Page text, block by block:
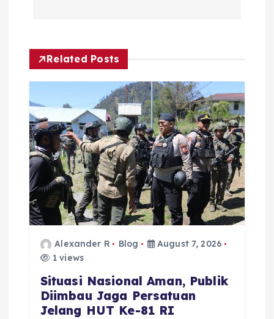
v
g
a
t
o
Related Posts
Alexander R Blog
August 7, 2026
1 views
Situasi Nasional Aman, Publik
Diimbau Jaga Persatuan
Jelang HUT Ke-81 RI